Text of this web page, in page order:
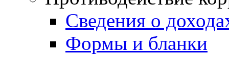
Сведения о
Формы и бланки